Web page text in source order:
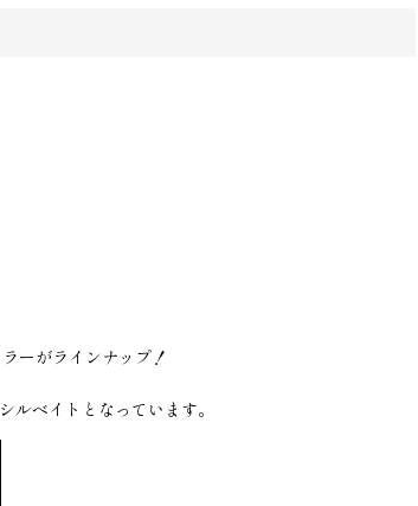
ーがラインナップ！
ベイトとなっています。